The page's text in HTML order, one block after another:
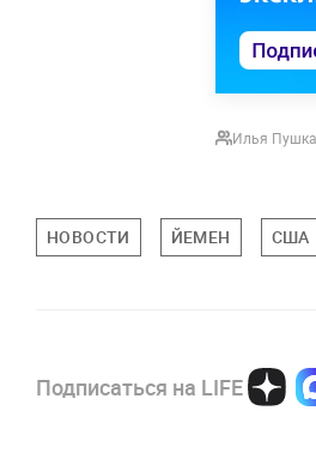
Илья
НОВОСТИ ЙЕМЕН США
Подписаться на LIFE